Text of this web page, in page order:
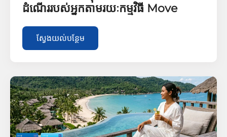
ដំណើររបស់អ្នកតាមរយៈកម្មវិធី Move
ស្វែងយល់បន្ថែម​